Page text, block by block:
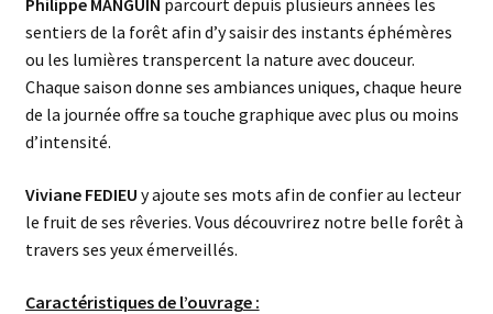
Philippe MANGUIN parcourt depuis plusieurs années les
sentiers de la forêt afin d’y saisir des instants éphémères
ou les lumières transpercent la nature avec douceur.
Chaque saison donne ses ambiances uniques, chaque heure
de la journée offre sa touche graphique avec plus ou moins
d’intensité.
Viviane FEDIEU y ajoute ses mots afin de confier au lecteur
le fruit de ses rêveries. Vous découvrirez notre belle forêt à
travers ses yeux émerveillés.
Caractéristiques de l’ouvrage :